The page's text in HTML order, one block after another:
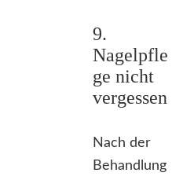
9.
Nagelpfle
ge nicht
vergessen
Nach der
Behandlung